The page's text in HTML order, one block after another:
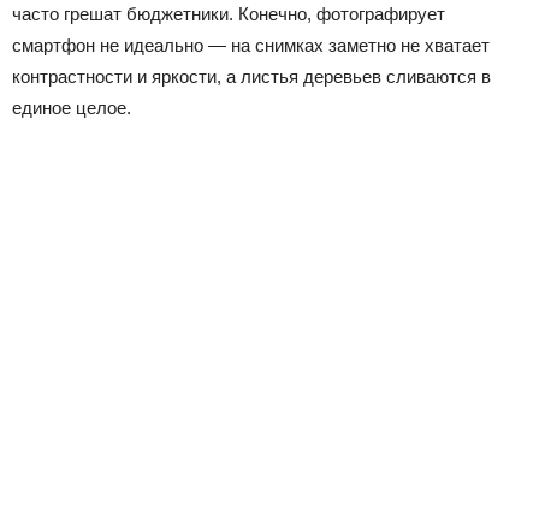
часто грешат бюджетники. Конечно, фотографирует
смартфон не идеально — на снимках заметно не хватает
контрастности и яркости, а листья деревьев сливаются в
единое целое.